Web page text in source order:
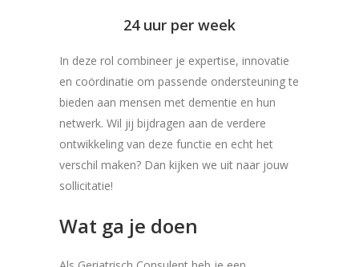
24 uur per week
In deze rol combineer je expertise, innovatie
en coördinatie om passende ondersteuning te
bieden aan mensen met dementie en hun
netwerk. Wil jij bijdragen aan de verdere
ontwikkeling van deze functie en echt het
verschil maken? Dan kijken we uit naar jouw
sollicitatie!
Wat ga je doen